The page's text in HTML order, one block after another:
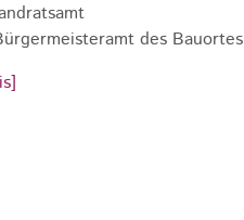
des Bauortes